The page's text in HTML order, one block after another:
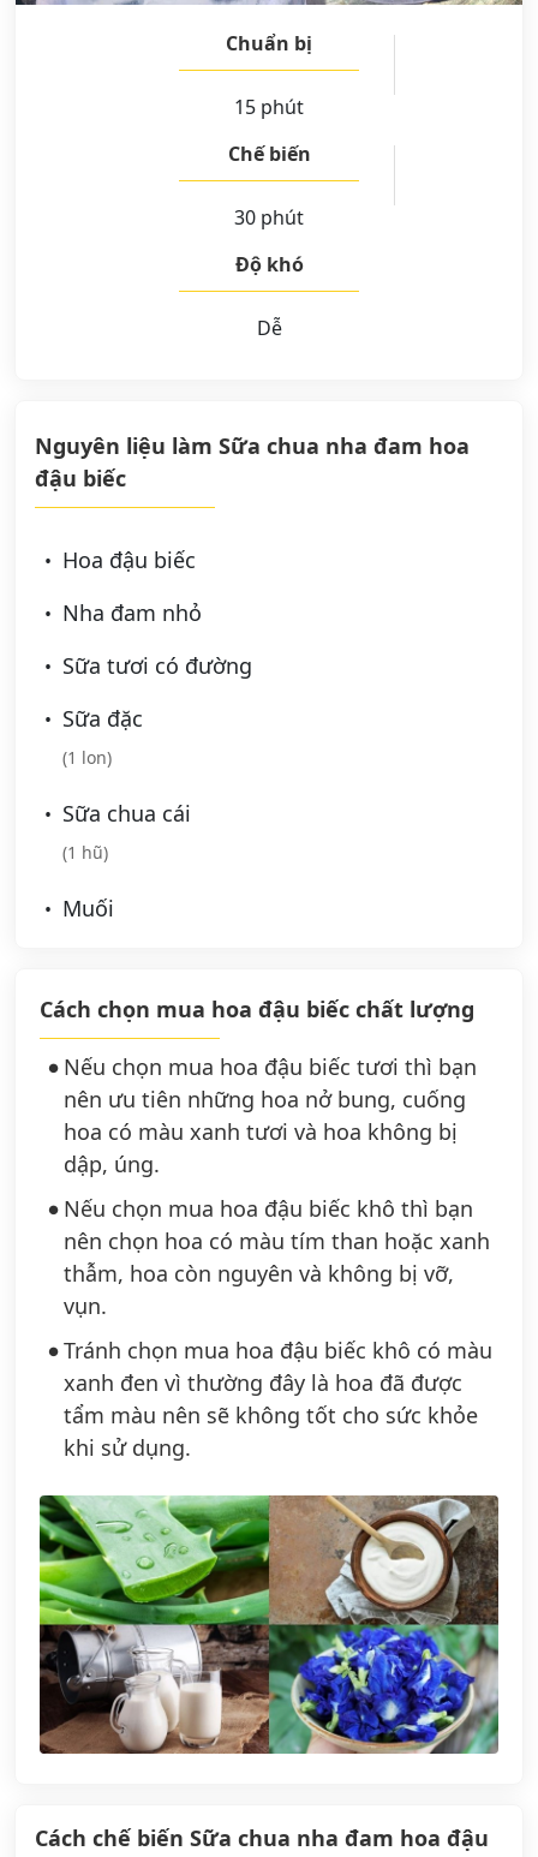
Chuẩn bị
15 phút
Chế biến
30 phút
Độ khó
Dễ
Nguyên liệu làm Sữa chua nha đam hoa
đậu biếc
Hoa đậu biếc
Nha đam nhỏ
Sữa tươi có đường
Sữa đặc
(1 lon)
Sữa chua cái
(1 hũ)
Muối
Cách chọn mua hoa đậu biếc chất lượng
Nếu chọn mua hoa đậu biếc tươi thì bạn
nên ưu tiên những hoa nở bung, cuống
hoa có màu xanh tươi và hoa không bị
dập, úng.
Nếu chọn mua hoa đậu biếc khô thì bạn
nên chọn hoa có màu tím than hoặc xanh
thẫm, hoa còn nguyên và không bị vỡ,
vụn.
Tránh chọn mua hoa đậu biếc khô có màu
xanh đen vì thường đây là hoa đã được
tẩm màu nên sẽ không tốt cho sức khỏe
khi sử dụng.
Cách chế biến Sữa chua nha đam hoa đậu